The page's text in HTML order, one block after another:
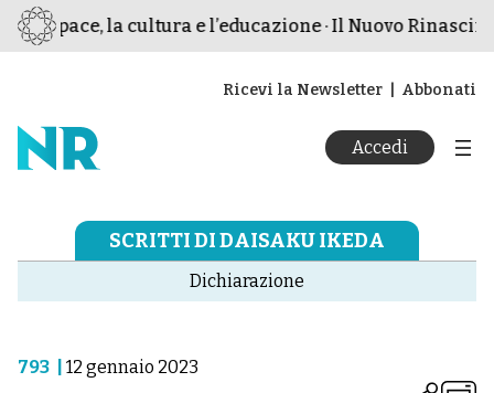
la pace, la cultura e l’educazione · Il Nuovo
Ricevi la Newsletter Abbonati
Accedi
SCRITTI DI DAISAKU IKEDA
Dichiarazione
793 12 gennaio 2023